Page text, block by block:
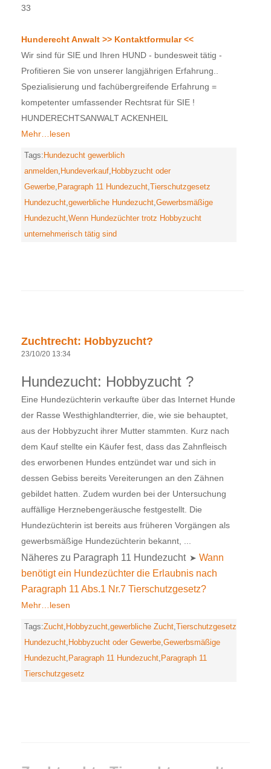
33
Hunderecht Anwalt >> Kontaktformular <<
Wir sind für SIE und Ihren HUND - bundesweit tätig -
Profitieren Sie von unserer langjährigen Erfahrung..
Spezialisierung und fachübergreifende Erfahrung =
kompetenter umfassender Rechtsrat für SIE !
HUNDERECHTSANWALT ACKENHEIL
Mehr…lesen
Tags: Hundezucht gewerblich
anmelden Hundeverkauf Hobbyzucht oder
Gewerbe Paragraph 11 Hundezucht Tierschutzgesetz
Hundezucht gewerbliche Hundezucht Gewerbsmäßige
Hundezucht Wenn Hundezüchter trotz Hobbyzucht
unternehmerisch tätig sind
Zuchtrecht: Hobbyzucht?
23/10/20 13:34
Hundezucht: Hobbyzucht ?
Eine Hundezüchterin verkaufte über das Internet Hunde
der Rasse Westhighlandterrier, die, wie sie behauptet,
aus der Hobbyzucht ihrer Mutter stammten. Kurz nach
dem Kauf stellte ein Käufer fest, dass das Zahnfleisch
des erworbenen Hundes entzündet war und sich in
dessen Gebiss bereits Vereiterungen an den Zähnen
gebildet hatten. Zudem wurden bei der Untersuchung
auffällige Herznebengeräusche festgestellt. Die
Hundezüchterin ist bereits aus früheren Vorgängen als
gewerbsmäßige Hundezüchterin bekannt, ...
Näheres zu Paragraph 11 Hundezucht ➤ Wann
benötigt ein Hundezüchter die Erlaubnis nach
Paragraph 11 Abs.1 Nr.7 Tierschutzgesetz?
Mehr…lesen
Tags:Zucht Hobbyzucht gewerbliche Zucht Tierschutzgesetz
Hundezucht Hobbyzucht oder Gewerbe Gewerbsmäßige
Hundezucht Paragraph 11 Hundezucht Paragraph 11
Tierschutzgesetz